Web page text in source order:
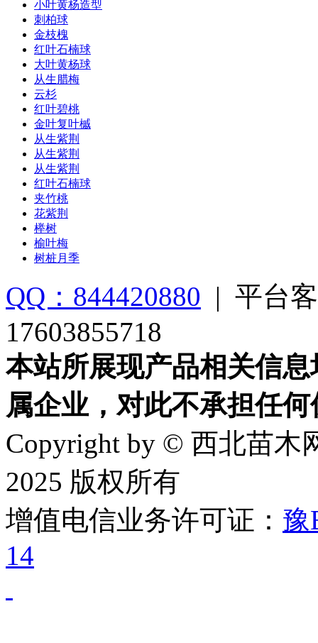
小叶黄杨造型
刺柏球
金枝槐
红叶石楠球
大叶黄杨球
从生腊梅
云杉
红叶碧桃
金叶复叶槭
从生紫荆
从生紫荆
从生紫荆
红叶石楠球
夹竹桃
花紫荆
榉树
榆叶梅
树桩月季
QQ：844420880 | 平台
17603855718
本站所展现产品相关信
属企业，对此不承担任
Copyright by © 西北苗木
2025 版权所有
增值电信业务许可证： 豫
14